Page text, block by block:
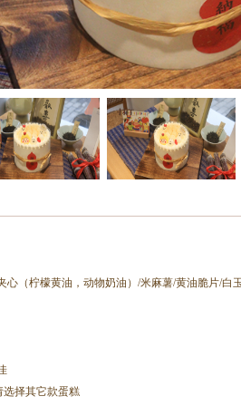
心（柠檬黄油，动物奶油）/米麻薯/黄油脆片/白
选择其它款蛋糕